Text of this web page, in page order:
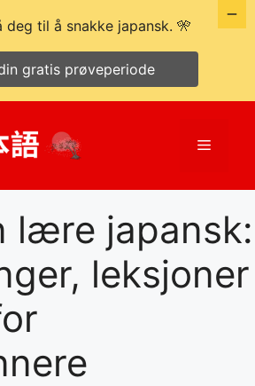
Meny
lære japansk:
leksjoner
deg til å snakke japansk. 🎌
gratis prøveperiode